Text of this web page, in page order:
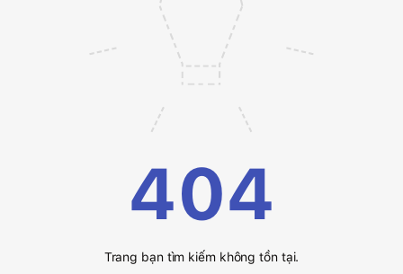
404
Trang bạn tìm kiếm không tồn tại.